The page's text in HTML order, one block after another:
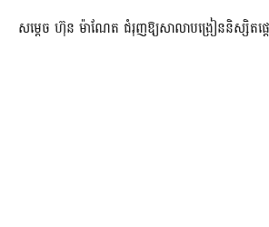
សម្តេច ហ៊ុន ម៉ាណែត ជំរុញឱ្យសាលាបង្រៀននិស្សិត